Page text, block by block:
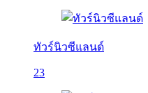
ทัวร์นิวซีแลนด์
23